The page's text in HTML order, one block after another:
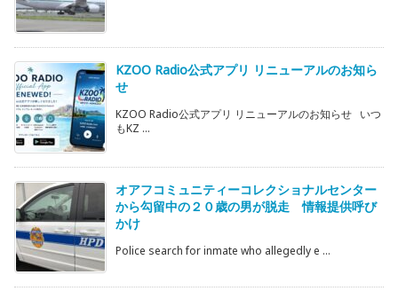
KZOO Radio公式アプリ リニューアルのお知ら
せ
KZOO Radio公式アプリ リニューアルのお知らせ いつ
もKZ ...
オアフコミュニティーコレクショナルセンター
から勾留中の２０歳の男が脱走 情報提供呼び
かけ
Police search for inmate who allegedly e ...